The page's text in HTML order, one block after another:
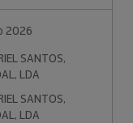
2026
SANTOS,
LDA
SANTOS,
LDA